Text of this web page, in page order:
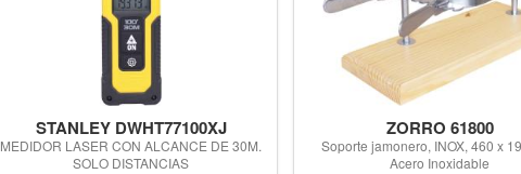
STANLEY DWHT77100XJ
MEDIDOR LASER CON ALCANCE DE 30M.
SOLO DISTANCIAS
ZORRO 61800
Soporte jamonero, INOX, 460 x
Acero Inoxidable